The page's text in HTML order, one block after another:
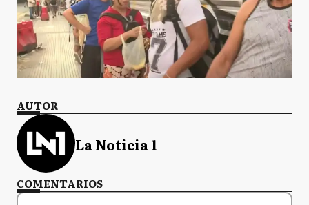
AUTOR
La Noticia 1
COMENTARIOS